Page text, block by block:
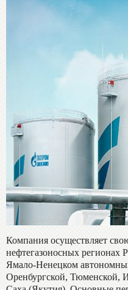
Компания осуществляет
нефтегазоносных
Ямало-Ненецком
Оренбургской, Тюменской,